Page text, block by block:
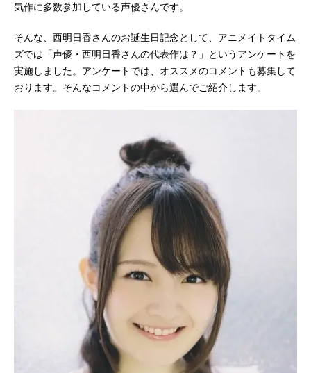
気作に多数参加している声優さんです。
そんな、西明日香さんのお誕生日記念として、アニメイトタイム
ズでは「声優・西明日香さんの代表作は？」というアンケートを
実施しました。アンケートでは、オススメのコメントも募集して
おります。そんなコメントの中から選んでご紹介します。